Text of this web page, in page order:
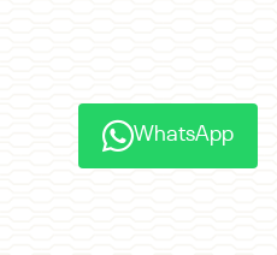
WhatsApp